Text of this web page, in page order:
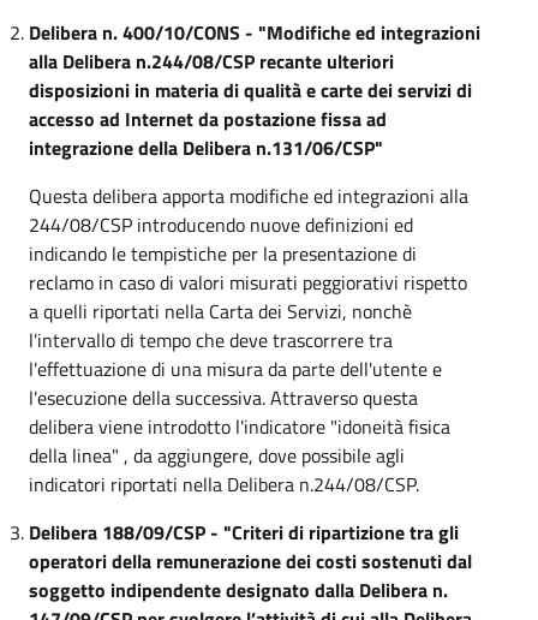
Delibera n. 400/10/CONS - "Modifiche ed integrazioni
alla Delibera n.244/08/CSP recante ulteriori
disposizioni in materia di qualità e carte dei servizi di
accesso ad Internet da postazione fissa ad
integrazione della Delibera n.131/06/CSP"
Questa delibera apporta modifiche ed integrazioni alla
244/08/CSP introducendo nuove definizioni ed
indicando le tempistiche per la presentazione di
reclamo in caso di valori misurati peggiorativi rispetto
a quelli riportati nella Carta dei Servizi, nonchè
l'intervallo di tempo che deve trascorrere tra
l'effettuazione di una misura da parte dell'utente e
l'esecuzione della successiva. Attraverso questa
delibera viene introdotto l'indicatore "idoneità fisica
della linea" , da aggiungere, dove possibile agli
indicatori riportati nella Delibera n.244/08/CSP.
Delibera 188/09/CSP - "Criteri di ripartizione tra gli
operatori della remunerazione dei costi sostenuti dal
soggetto indipendente designato dalla Delibera n.